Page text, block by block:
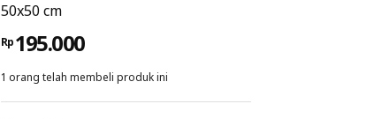
50x50 cm
Rp 195.000
1 orang telah membeli produk ini